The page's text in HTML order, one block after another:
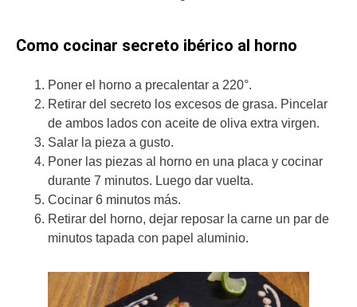
Como cocinar secreto ibérico al horno
Poner el horno a precalentar a 220°.
Retirar del secreto los excesos de grasa. Pincelar
de ambos lados con aceite de oliva extra virgen.
Salar la pieza a gusto.
Poner las piezas al horno en una placa y cocinar
durante 7 minutos. Luego dar vuelta.
Cocinar 6 minutos más.
Retirar del horno, dejar reposar la carne un par de
minutos tapada con papel aluminio.